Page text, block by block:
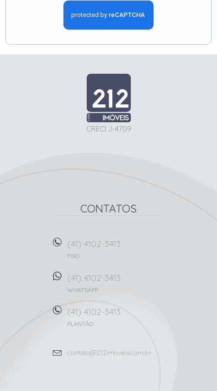
CRECI J-4709
CONTATOS
(41) 4102-3413
FIXO
(41) 4102-3413
WHATSAPP
(41) 4102-3413
PLANTÃO
contato@212imoveis.com.br